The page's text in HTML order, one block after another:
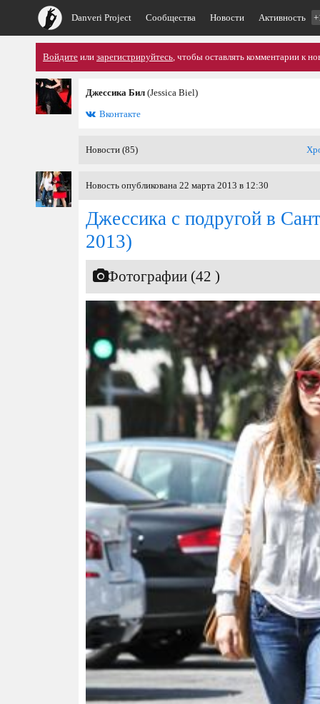
Danveri Project Сообщества Новости Активность
Войдите или зарегистрируйтесь, чтобы оставлять комментарии к
Джессика Бил (Jessica Biel)
Вконтакте
Новости (85)
Новость опубликована 22 марта 2013 в 12:30
Джессика с подругой в
2013)
Фотографии (42 )